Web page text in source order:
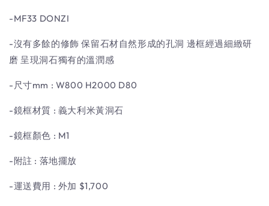
-MF33 DONZI
-沒有多餘的修飾 保留石材自然形成的孔洞 邊框經過細緻研
磨 呈現洞石獨有的溫潤感
-尺寸mm : W800 H2000 D80
-鏡框材質 : 義大利米黃洞石
-鏡框顏色 : M1
-附註 : 落地擺放
-運送費用 : 外加 $1,700